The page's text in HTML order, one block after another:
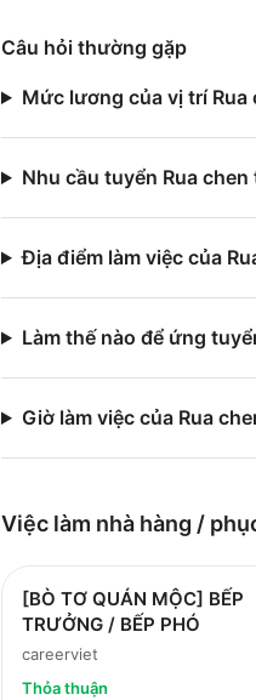
Câu hỏi thường gặp
Mức lương của vị trí Rua
Nhu cầu tuyển Rua
Địa điểm làm việc của
Làm thế nào để ứng
Giờ làm việc của Rua
Việc làm nhà hàng /
[BÒ TƠ QUÁN MỘC] BẾP
TRƯỞNG / BẾP PHÓ
careerviet
Thỏa thuận